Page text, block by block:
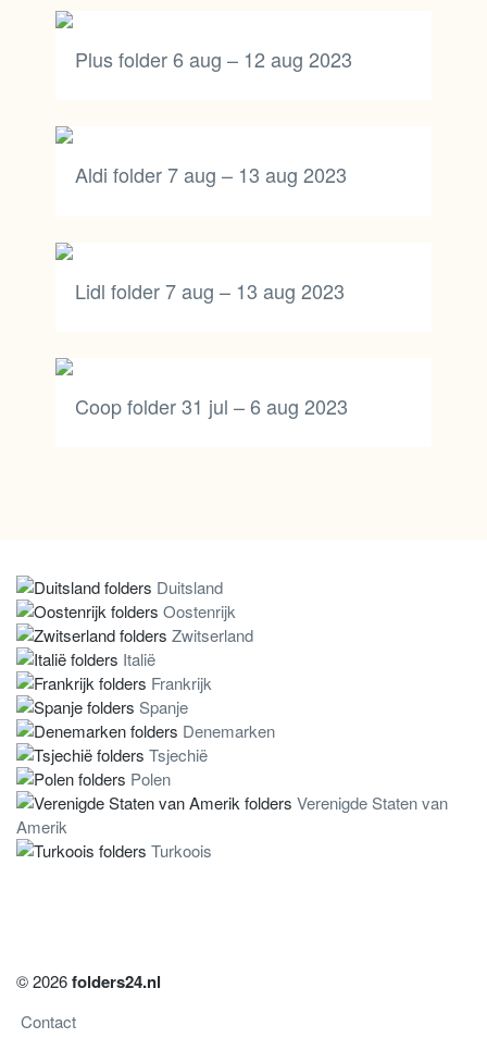
Plus folder 6 aug – 12 aug 2023
Aldi folder 7 aug – 13 aug 2023
Lidl folder 7 aug – 13 aug 2023
Coop folder 31 jul – 6 aug 2023
Duitsland
Oostenrijk
Zwitserland
Italië
Frankrijk
Spanje
Denemarken
Tsjechië
Polen
Verenigde Staten van
Amerik
Turkoois
© 2026folders24.nl
Contact